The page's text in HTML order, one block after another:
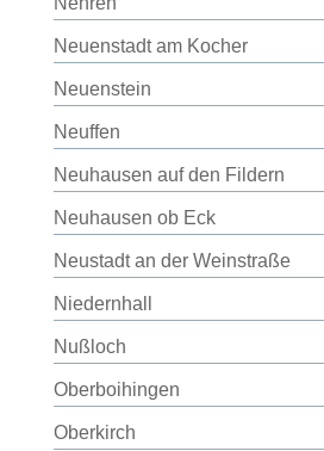
Neuenstadt am Kocher
Neuenstein
Neuffen
Neuhausen auf den Fildern
Neuhausen ob Eck
Neustadt an der Weinstraße
Niedernhall
Nußloch
Oberboihingen
Oberkirch